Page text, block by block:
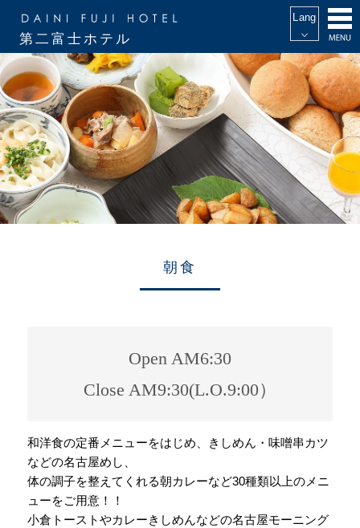
第二富士ホテル
朝食
Open AM6:30
Close AM9:30(L.O.9:00）
和洋食の定番メニューをはじめ、きしめん・味噌串カツ
などの名古屋めし、
体の調子を整えてくれる朝カレーなど30種類以上のメニ
ューをご用意！！
小倉トーストやカレーきしめんなどの名古屋モーニング